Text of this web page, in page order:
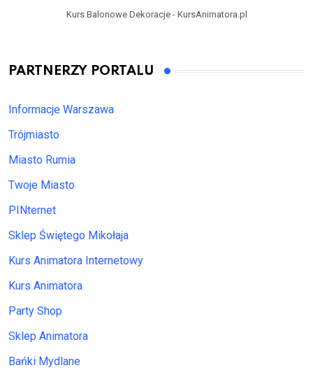
Kurs Balonowe Dekoracje - KursAnimatora.pl
PARTNERZY PORTALU
Informacje Warszawa
Trójmiasto
Miasto Rumia
Twoje Miasto
PINternet
Sklep Świętego Mikołaja
Kurs Animatora Internetowy
Kurs Animatora
Party Shop
Sklep Animatora
Bańki Mydlane